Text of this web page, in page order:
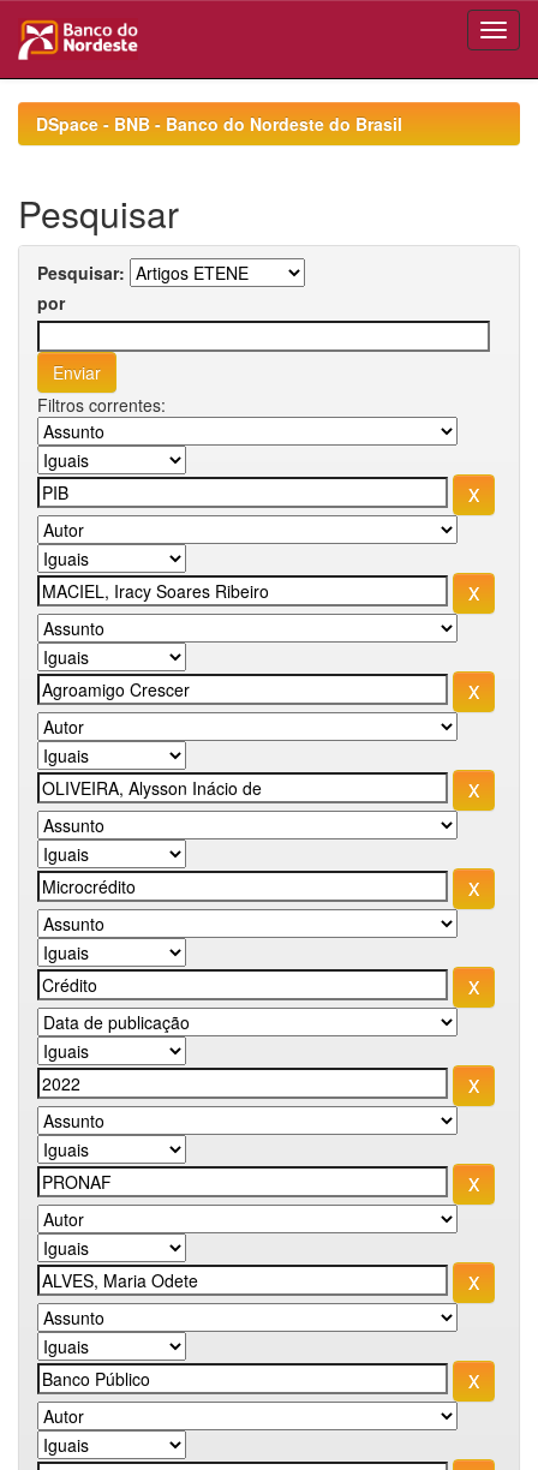
navigationDSpace - BNB - Banco do Nordeste do Brasil
Pesquisar
Pesquisar:
por
Filtros correntes: